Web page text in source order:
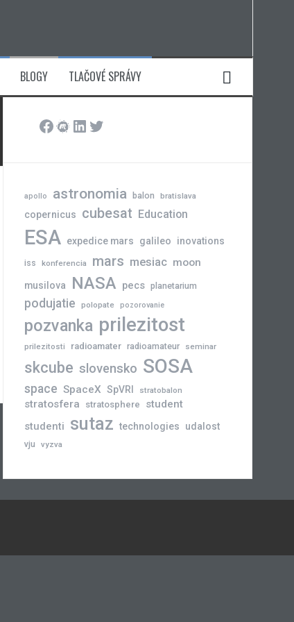
BLOGY TLAČOVÉ SPRÁVY
Facebook
Meetup
LinkedIn
Twitter
apollo astronomia balon bratislava
copernicus cubesat Education
ESA expedice mars galileo inovations
iss konferencia mars mesiac moon
musilova NASA pecs planetarium
podujatie polopate pozorovanie
pozvanka prilezitost
prilezitosti radioamater radioamateur seminar
skcube slovensko SOSA
space SpaceX SpVRI stratobalon
stratosfera stratosphere
student
studenti sutaz technologies udalost
vju vyzva